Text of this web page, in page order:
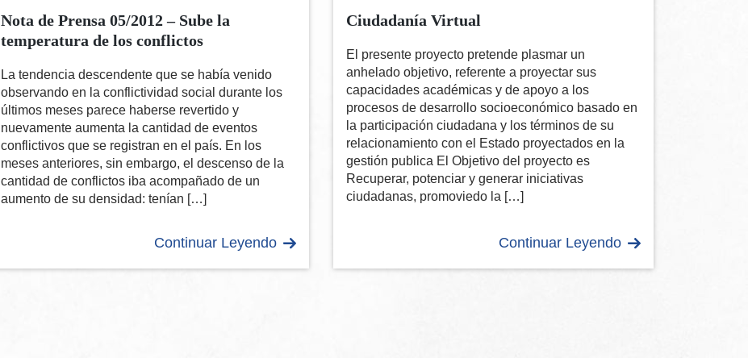
Nota de Prensa 05/2012 – Sube la
temperatura de los conflictos
La tendencia descendente que se había venido
observando en la conflictividad social durante los
últimos meses parece haberse revertido y
nuevamente aumenta la cantidad de eventos
conflictivos que se registran en el país. En los
meses anteriores, sin embargo, el descenso de la
cantidad de conflictos iba acompañado de un
aumento de su densidad: tenían […]
Continuar Leyendo
Ciudadanía Virtual
El presente proyecto pretende plasmar un
anhelado objetivo, referente a proyectar sus
capacidades académicas y de apoyo a los
procesos de desarrollo socioeconómico basado en
la participación ciudadana y los términos de su
relacionamiento con el Estado proyectados en la
gestión publica El Objetivo del proyecto es
Recuperar, potenciar y generar iniciativas
ciudadanas, promoviedo la […]
Continuar Leyendo